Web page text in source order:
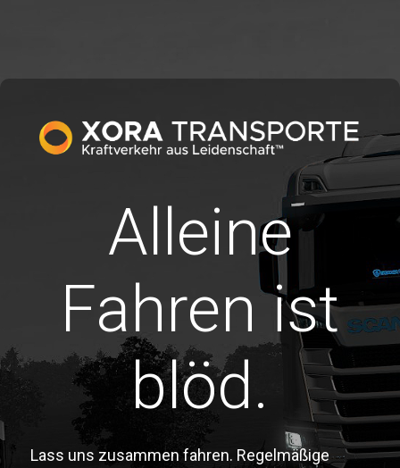
Alleine
Fahren ist
blöd.
Lass uns zusammen fahren. Regelmäßige